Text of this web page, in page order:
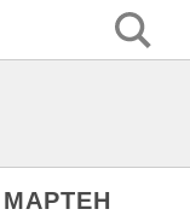
МАРТЕН